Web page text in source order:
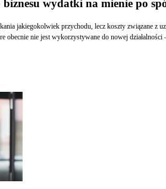
wydatki na mienie po
jakiegokolwiek przychodu, lecz koszty związane z
obecnie nie jest wykorzystywane do nowej